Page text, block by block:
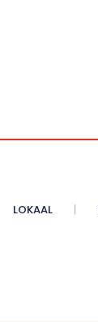
LOKAAL